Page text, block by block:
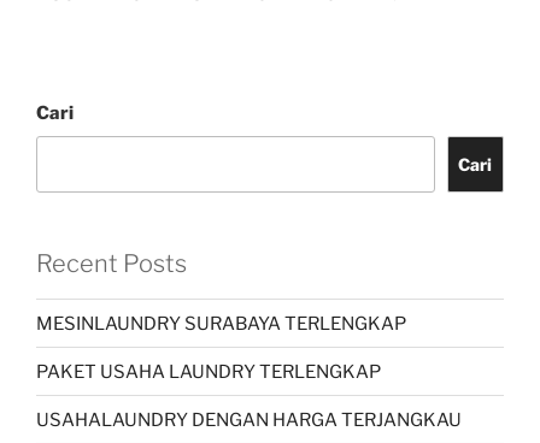
Cari
Cari
Recent Posts
MESINLAUNDRY SURABAYA TERLENGKAP
PAKET USAHA LAUNDRY TERLENGKAP
USAHALAUNDRY DENGAN HARGA TERJANGKAU